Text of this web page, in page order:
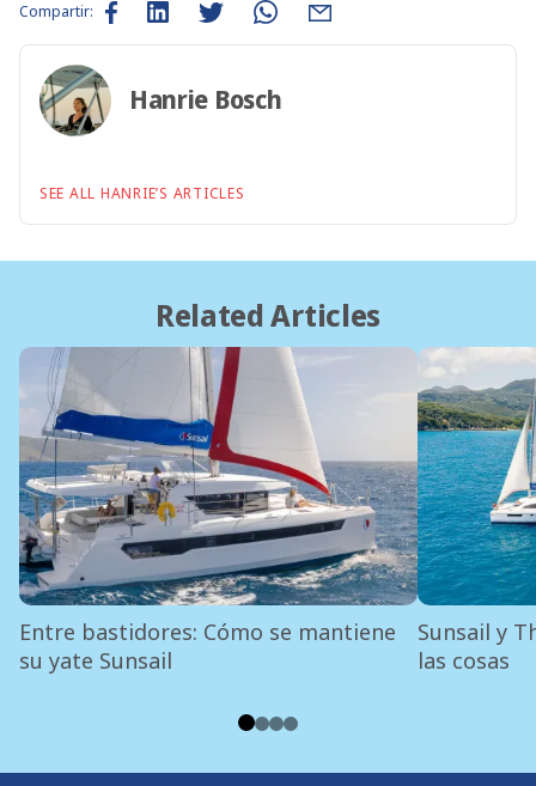
Compartir:
Hanrie Bosch
SEE ALL HANRIE’S ARTICLES
Related Articles
Entre bastidores: Cómo se mantiene
su yate Sunsail
Sunsail y
las cosas